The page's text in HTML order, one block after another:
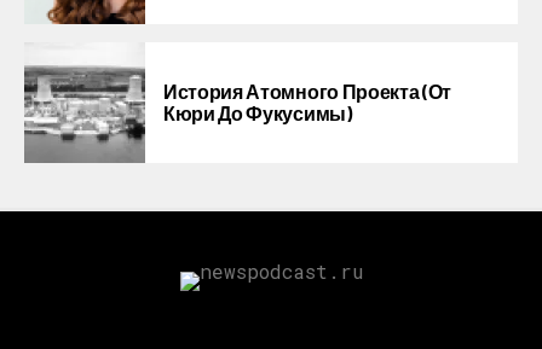
История Атомного Проекта (от
Кюри До Фукусимы)